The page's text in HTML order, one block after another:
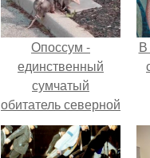
Опоссум -
единственный
сумчатый
обитатель северной
америки.
В